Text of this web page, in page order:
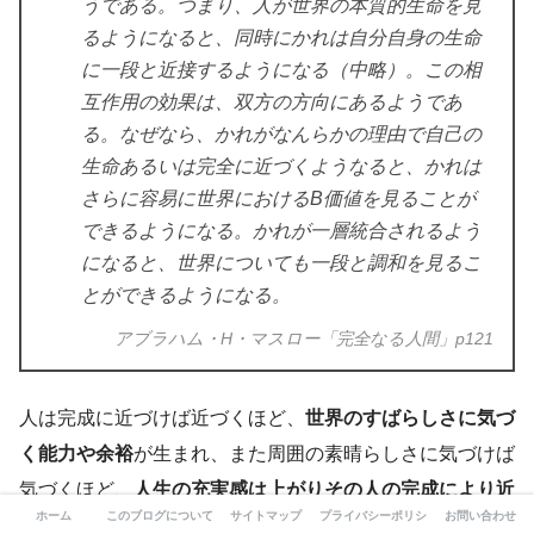
うである。つまり、人が世界の本質的生命を見
るようになると、同時にかれは自分自身の生命
に一段と近接するようになる（中略）。この相
互作用の効果は、双方の方向にあるようであ
る。なぜなら、かれがなんらかの理由で自己の
生命あるいは完全に近づくようなると、かれは
さらに容易に世界におけるB価値を見ることが
できるようになる。かれが一層統合されるよう
になると、世界についても一段と調和を見るこ
とができるようになる。
アブラハム・H・マスロー「完全なる人間」p121
人は完成に近づけば近づくほど、 世界のすばらしさに気づ
く能力や余裕が生まれ、また周囲の素晴らしさに気づけば
気づくほど、人生の充実感は上がりその人の完成により近
づく という循環が生まれます。
ホーム このブログについて-自分らしさを求めて
サイトマップ プライバシーポリシー お問い合わせ